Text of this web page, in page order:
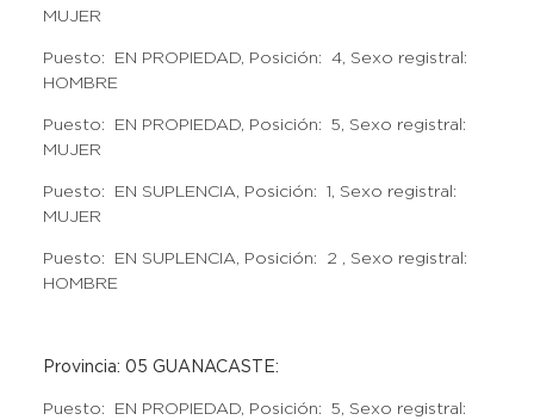
MUJER
Puesto: EN PROPIEDAD, Posición: 4, Sexo registral:
HOMBRE
Puesto: EN PROPIEDAD, Posición: 5, Sexo registral:
MUJER
Puesto: EN SUPLENCIA, Posición: 1, Sexo registral:
MUJER
Puesto: EN SUPLENCIA, Posición: 2 , Sexo registral:
HOMBRE
Provincia: 05 GUANACASTE:
Puesto: EN PROPIEDAD, Posición: 5, Sexo registral: